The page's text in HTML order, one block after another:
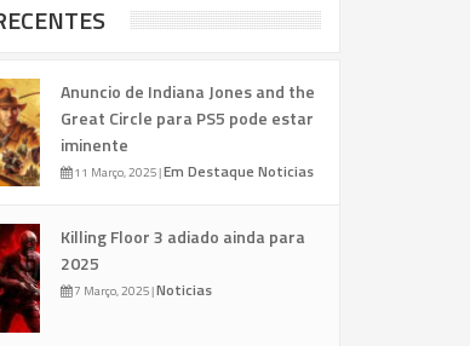
Anuncio de Indiana Jones and the
Great Circle para PS5 pode estar
iminente
11 Março, 2025|Em Destaque Noticias
Killing Floor 3 adiado ainda para
2025
7 Março, 2025|Noticias